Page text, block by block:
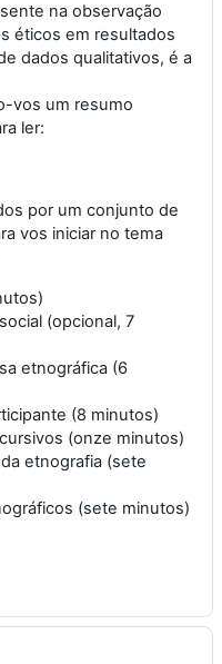
na observação
éticos em resultados
dados qualitativos, é a
vos um resumo
ler:
por um conjunto de
vos iniciar no tema
(opcional, 7
etnográfica (6
(8 minutos)
(onze minutos)
etnografia (sete
(sete minutos)